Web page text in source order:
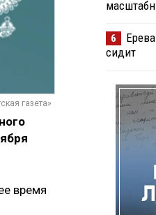
газета»
время
6
сидит